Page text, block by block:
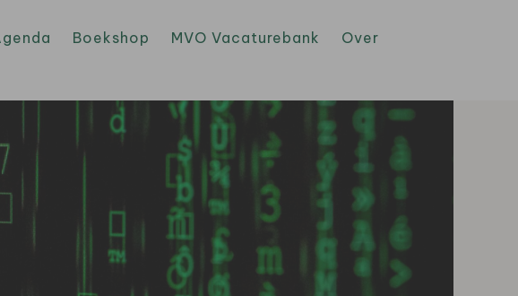
Boekshop MVO Vacaturebank
Over